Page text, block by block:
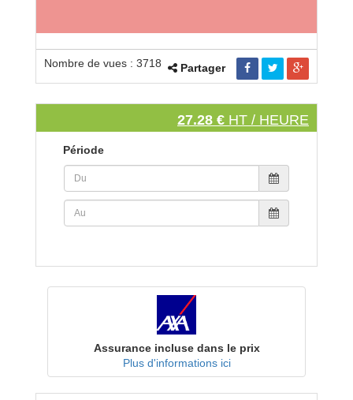
Nombre de vues : 3718 Partager
27.28 € HT / HEURE
Période
Assurance incluse dans le prix
Plus d'informations ici